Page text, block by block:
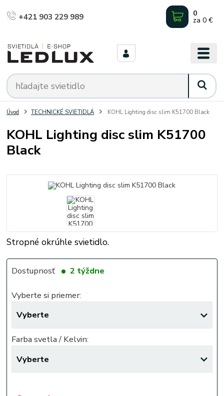
+421 903 229 989 0
za 0 €
Úvod TECHNICKÉ SVIETIDLÁ KOHL Lighting disc slim K51700 Black
KOHL Lighting disc slim K51700
Black
Stropné okrúhle svietidlo.
Dostupnosť 2 týždne
Vyberte si priemer:
Farba svetla / Kelvin: